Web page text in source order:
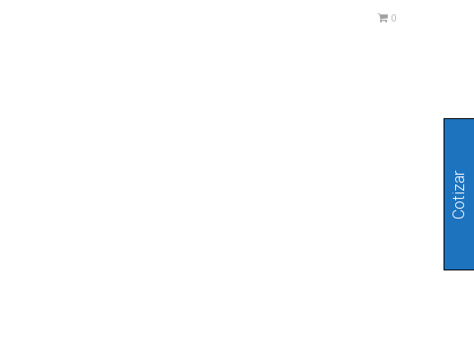
0
Cotizar